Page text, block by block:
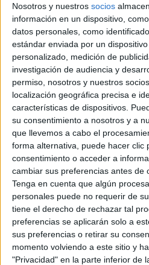
Nosotros y nuestros socios
información en un dispositivo,
datos personales, como
estándar enviada por un
personalizado, medición de
investigación de audiencia y
permiso, nosotros y nuestros
localización geográfica precisa e
características de dispositivos.
su consentimiento a nosotros y a
que llevemos a cabo el
forma alternativa, puede hacer clic
consentimiento o acceder a
cambiar sus preferencias antes de
Tenga en cuenta que algún
personales puede no requerir de
tiene el derecho de rechazar tal
preferencias se aplicarán solo a
sus preferencias o retirar su
momento volviendo a este sitio y
"Privacidad" en la parte inferior de
Rallyes
WRC
S-CER
ERC
CERA
CERT
Internacionales
Campeonatos
Históricos
Dakar
RallyCross
Circuitos
F1
Fórmula E
F2 / F3 / F4
Resistencia
Indycar
Otros